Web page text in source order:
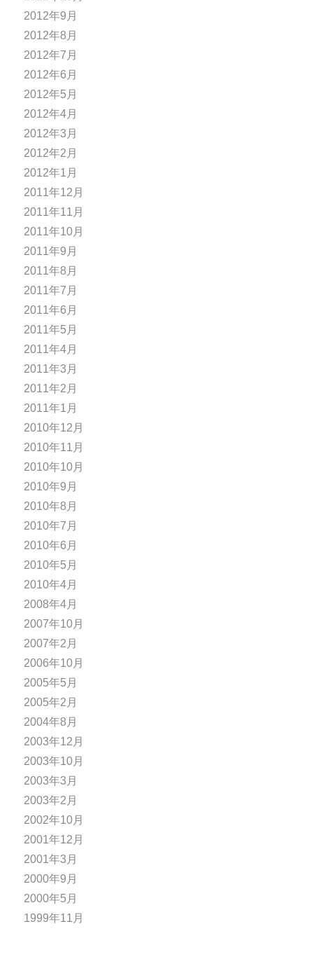
2012年9月
2012年8月
2012年7月
2012年6月
2012年5月
2012年4月
2012年3月
2012年2月
2012年1月
2011年12月
2011年11月
2011年10月
2011年9月
2011年8月
2011年7月
2011年6月
2011年5月
2011年4月
2011年3月
2011年2月
2011年1月
2010年12月
2010年11月
2010年10月
2010年9月
2010年8月
2010年7月
2010年6月
2010年5月
2010年4月
2008年4月
2007年10月
2007年2月
2006年10月
2005年5月
2005年2月
2004年8月
2003年12月
2003年10月
2003年3月
2003年2月
2002年10月
2001年12月
2001年3月
2000年9月
2000年5月
1999年11月